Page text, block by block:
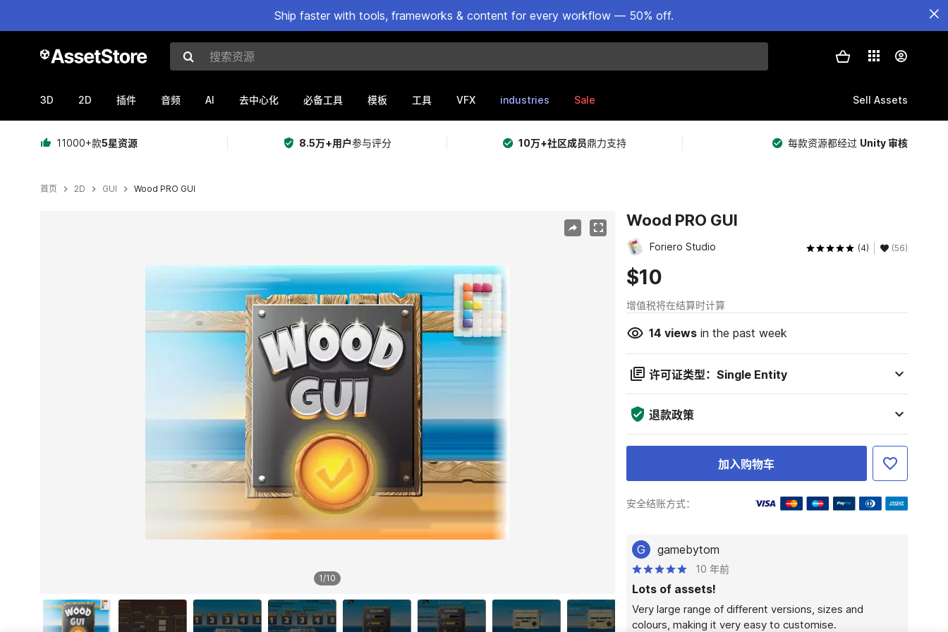
Ship faster with tools, frameworks & content for every workflow — 50% off.
搜索资源
3D 2D 插件 音频 AI 去中心化 必备工具 模板 工具 VFX industries Sale Sell Assets
11000+款5星资源 8.5万+用户参与评分 10万+社区成员鼎力支持 每款资源都经过 Unity 审核
首页 2D GUI Wood PRO GUI
1/10
Wood PRO GUI
Foriero Studio (4) (56)
$10
增值税将在结算时计算
14 viewsin the past week
许可证类型：Single Entity
退款政策
加入购物车
安全结账方式：
G gamebytom
10 年前
Lots of assets!
Very large range of different versions, sizes and
colours, making it very easy to customise.